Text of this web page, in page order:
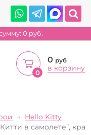
0 руб.
0
0 руб
в корзину
Hello Kitty
в самолете”,